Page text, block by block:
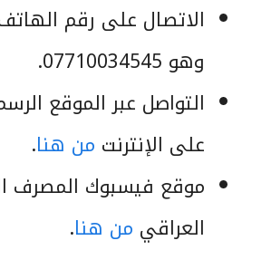
الاتصال على رقم
وهو 07710034545.
التواصل عبر الموقع
على الإنترنت من هنا.
موقع فيسبوك المصرف
العراقي من هنا.